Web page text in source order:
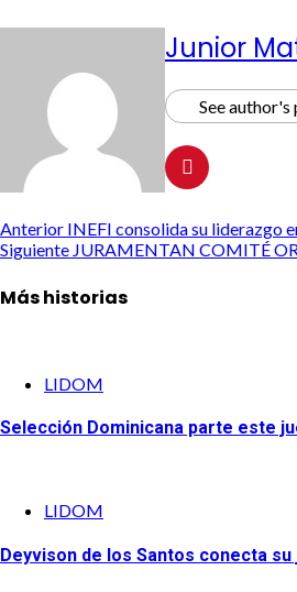
Junior
See author's
Anterior INEFI consolida su liderazgo
Siguiente JURAMENTAN COMITÉ
Más historias
LIDOM
Selección Dominicana parte este
LIDOM
Deyvison de los Santos conecta